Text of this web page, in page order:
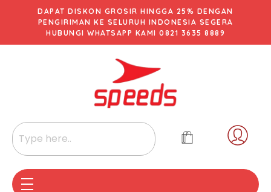
DAPAT DISKON GROSIR HINGGA 25% DENGAN
PENGIRIMAN KE SELURUH INDONESIA SEGERA
HUBUNGI WHATSAPP KAMI 0821 3635 8889